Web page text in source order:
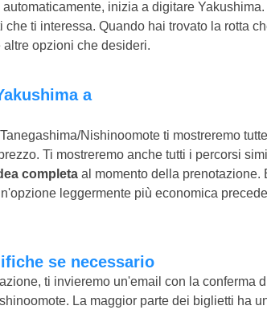
inizia a digitare Yakushima.
ti interessa. Quando hai trovato la rotta
opzioni che desideri.
Nishinoomote ti mostreremo
Ti mostreremo anche tutti i percorsi
completa al momento della prenotazione.
leggermente più economica
se necessario
ti invieremo un'email con la conferma
La maggior parte dei biglietti ha